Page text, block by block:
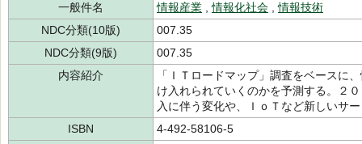
一般件名
情報産業 ,情報化社会 ,情報技術
NDC分類(10版)
007.35
NDC分類(9版)
007.35
内容紹介
「ＩＴロードマップ」調査をベースに
け入れられていくのかを予測する。２
入に伴う変化や、ＩｏＴなど新しいサ
ISBN
4-492-58106-5